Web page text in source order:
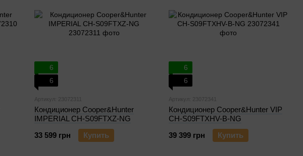
6
6
Артикул: 23072311
Кондиционер Cooper&Hunter
IMPERIAL CH-S09FTXZ-NG
33 599 грн
Купить
6
6
Артикул: 23072341
Кондиционер Cooper&Hunter VIP
CH-S09FTXHV-B-NG
39 399 грн
Купить